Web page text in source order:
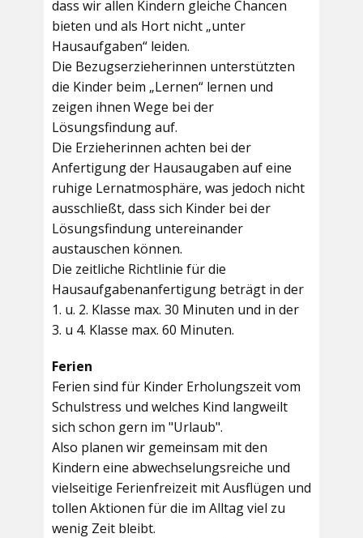
dass wir allen Kindern gleiche Chancen
bieten und als Hort nicht „unter
Hausaufgaben“ leiden.
Die Bezugserzieherinnen unterstützten
die Kinder beim „Lernen“ lernen und
zeigen ihnen Wege bei der
Lösungsfindung auf.
Die Erzieherinnen achten bei der
Anfertigung der Hausaugaben auf eine
ruhige Lernatmosphäre, was jedoch nicht
ausschließt, dass sich Kinder bei der
Lösungsfindung untereinander
austauschen können.
Die zeitliche Richtlinie für die
Hausaufgabenanfertigung beträgt in der
1. u. 2. Klasse max. 30 Minuten und in der
3. u 4. Klasse max. 60 Minuten.
Ferien
Ferien sind für Kinder Erholungszeit vom
Schulstress und welches Kind langweilt
sich schon gern im "Urlaub".
Also planen wir gemeinsam mit den
Kindern eine abwechselungsreiche und
vielseitige Ferienfreizeit mit Ausflügen und
tollen Aktionen für die im Alltag viel zu
wenig Zeit bleibt.